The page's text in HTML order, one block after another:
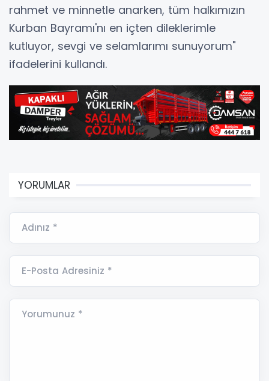
rahmet ve minnetle anarken, tüm halkımızın
Kurban Bayramı'nı en içten dileklerimle
kutluyor, sevgi ve selamlarımı sunuyorum"
ifadelerini kullandı.
YORUMLAR
Adınız *
E-Posta Adresiniz *
Yorumunuz *